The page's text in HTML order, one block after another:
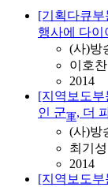
[기획다큐부
행사에 다이
(사)방
이호찬
2014
[지역보도부
인 군軍, 더
(사)방
최기성
2014
[지역보도부